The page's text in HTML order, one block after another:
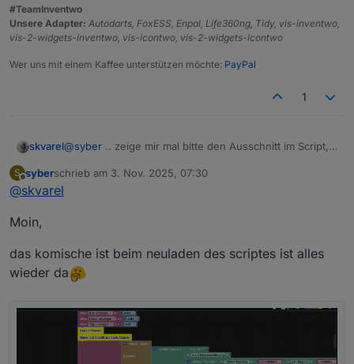
#TeamInventwo
Unsere Adapter: Autodarts, FoxESS, Enpal, Life360ng, Tidy, vis-inventwo,
vis-2-widgets-inventwo, vis-icontwo, vis-2-widgets-icontwo
Wer uns mit einem Kaffee unterstützen möchte: PayPal
1
skvarel@syber .. zeige mir mal bitte den Ausschnitt im Script,
Tritt das Problem auch bei meinen Icons auf?
S
Offline
syberschrieb am 3. Nov. 2025, 07:30
zuletzt editiert von
@skvarel
Moin,
das komische ist beim neuladen des scriptes ist alles
wieder da